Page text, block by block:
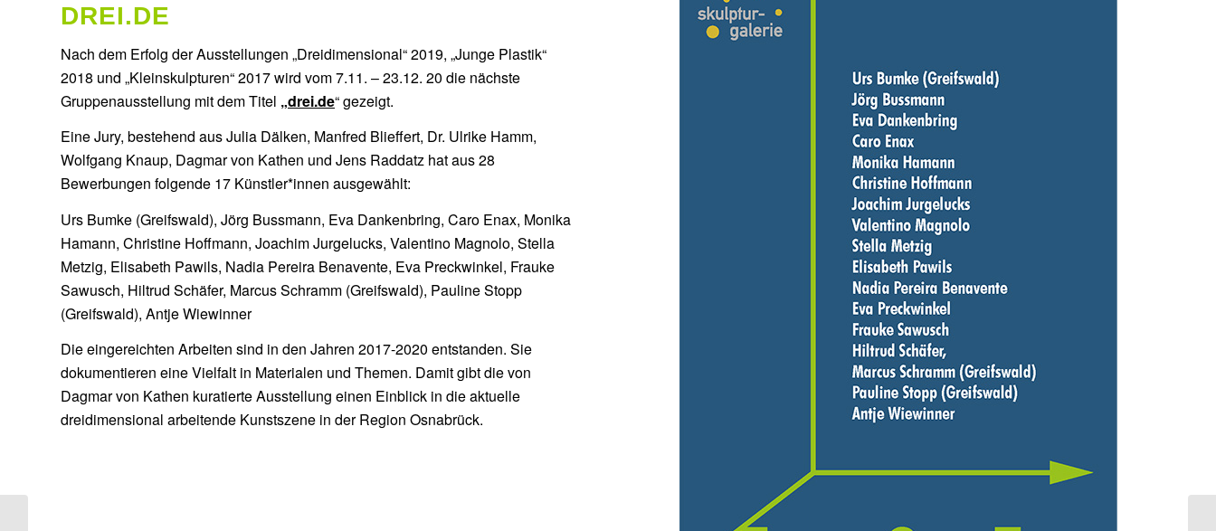
DREI.DE
Nach dem Erfolg der Ausstellungen „Dreidimensional“ 2019, „Junge Plastik“
2018 und „Kleinskulpturen“ 2017 wird vom 7.11. – 23.12. 20 die nächste
Gruppenausstellung mit dem Titel „drei.de“ gezeigt.
Eine Jury, bestehend aus Julia Dälken, Manfred Blieffert, Dr. Ulrike Hamm,
Wolfgang Knaup, Dagmar von Kathen und Jens Raddatz hat aus 28
Bewerbungen folgende 17 Künstler*innen ausgewählt:
Urs Bumke (Greifswald), Jörg Bussmann, Eva Dankenbring, Caro Enax, Monika
Hamann, Christine Hoffmann, Joachim Jurgelucks, Valentino Magnolo, Stella
Metzig, Elisabeth Pawils, Nadia Pereira Benavente, Eva Preckwinkel, Frauke
Sawusch, Hiltrud Schäfer, Marcus Schramm (Greifswald), Pauline Stopp
(Greifswald), Antje Wiewinner
Die eingereichten Arbeiten sind in den Jahren 2017-2020 entstanden. Sie
dokumentieren eine Vielfalt in Materialen und Themen. Damit gibt die von
Dagmar von Kathen kuratierte Ausstellung einen Einblick in die aktuelle
dreidimensional arbeitende Kunstszene in der Region Osnabrück.